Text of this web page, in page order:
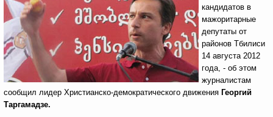
кандидатов в
мажоритарные
депутаты от
районов Тбилиси
14 августа 2012
года, - об этом
журналистам
сообщил лидер Христианско-демократического движения Георгий
Таргамадзе.